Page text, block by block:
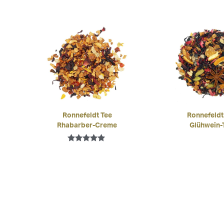
Ronnefeldt Tee
Rhabarber-Creme
Ronnefeldt
Glühwein-